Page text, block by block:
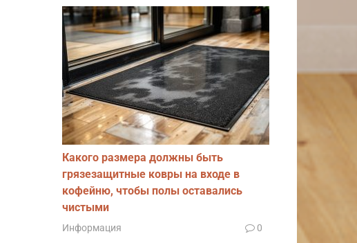
Какого размера должны быть
грязезащитные ковры на входе в
кофейню, чтобы полы оставались
чистыми
Информация 0